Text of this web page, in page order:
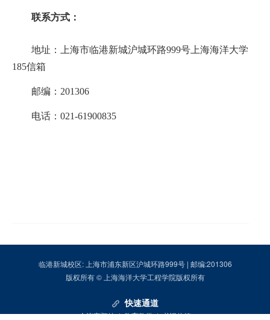
联系方式 ：
地址：上海市临港新城沪城环路999号上海海洋大学
185信箱
邮编： 201306
电话： 021-61900835
临港新城校区: 上海市浦东新区沪城环路999号 | 邮编:201306
版权所有 © 上海海洋大学工程学院版权所有
快速通道
会议室预约|教育教学|书记信箱